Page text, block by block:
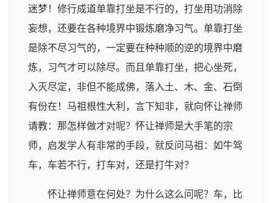
迷梦！修行成道单靠打坐是不行的，打坐用功消除
妄想，还要在各种境界中锻炼磨净习气。单靠打坐
是除不尽习气的，一定要在种种顺的逆的境界中磨
炼，习气才可以除尽。而且单靠打坐，把心坐死，
入灭尽定，非但不能成佛，落入土、木、金、石倒
有份在！马祖根性大利，言下知非，就向怀让禅师
请教：那怎样做才对呢？怀让禅师是大手笔的宗
师，启发学人有非常的手段，就反问马祖：如牛驾
车，车若不行，打车对，还是打牛对？
怀让禅师意在何处？为什么这么问呢？车，比